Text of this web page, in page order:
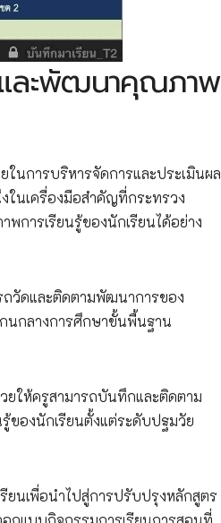
และพัฒนาคุณภาพ
นการบริหารจัดการและประเมินผล
นเครื่องมือสำคัญที่กระทรวง
การเรียนรู้ของนักเรียนได้อย่าง
ถวัดและติดตามพัฒนาการของ
นกลางการศึกษาขั้นพื้นฐาน
ให้ครูสามารถบันทึกและติดตาม
ของนักเรียนตั้งแต่ระดับปฐมวัย
ยนเพื่อนำไปสู่การปรับปรุงหลักสูตร